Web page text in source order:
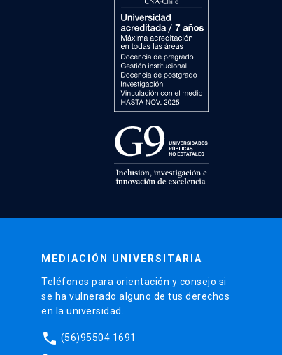
MEDIACIÓN UNIVERSITARIA
Teléfonos para orientación y consejo si
se ha vulnerado alguno de tus derechos
en la universidad.
phone (56)95504 1691